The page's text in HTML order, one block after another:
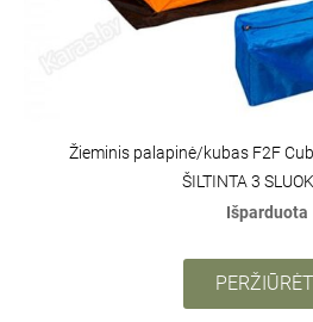
Žieminis palapinė/kubas F2F
ŠILTINTA 3
Išparduota